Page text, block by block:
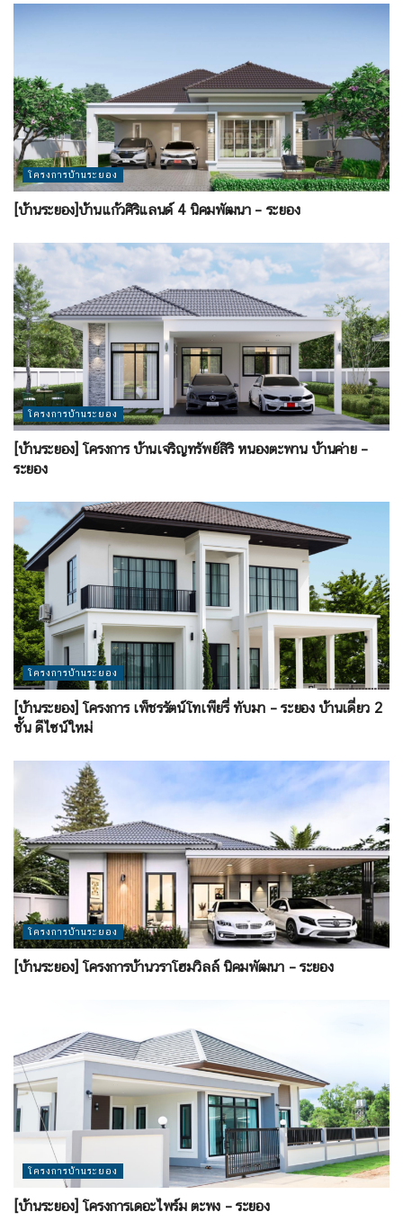
โครงการบ้านระยอง
[บ้านระยอง]บ้านแก้วศิริแลนด์ 4 นิคมพัฒนา – ระยอง
โครงการบ้านระยอง
[บ้านระยอง] โครงการ บ้านเจริญทรัพย์สิริ หนองตะพาน บ้านค่าย –
ระยอง
โครงการบ้านระยอง
[บ้านระยอง] โครงการ เพ็ชรรัตน์โทเพียรี่ ทับมา – ระยอง บ้านเดี่ยว 2
ชั้น ดีไซน์ใหม่
โครงการบ้านระยอง
[บ้านระยอง] โครงการบ้านวราโฮมวิลล์ นิคมพัฒนา – ระยอง
โครงการบ้านระยอง
[บ้านระยอง] โครงการเดอะไพร์ม ตะพง – ระยอง